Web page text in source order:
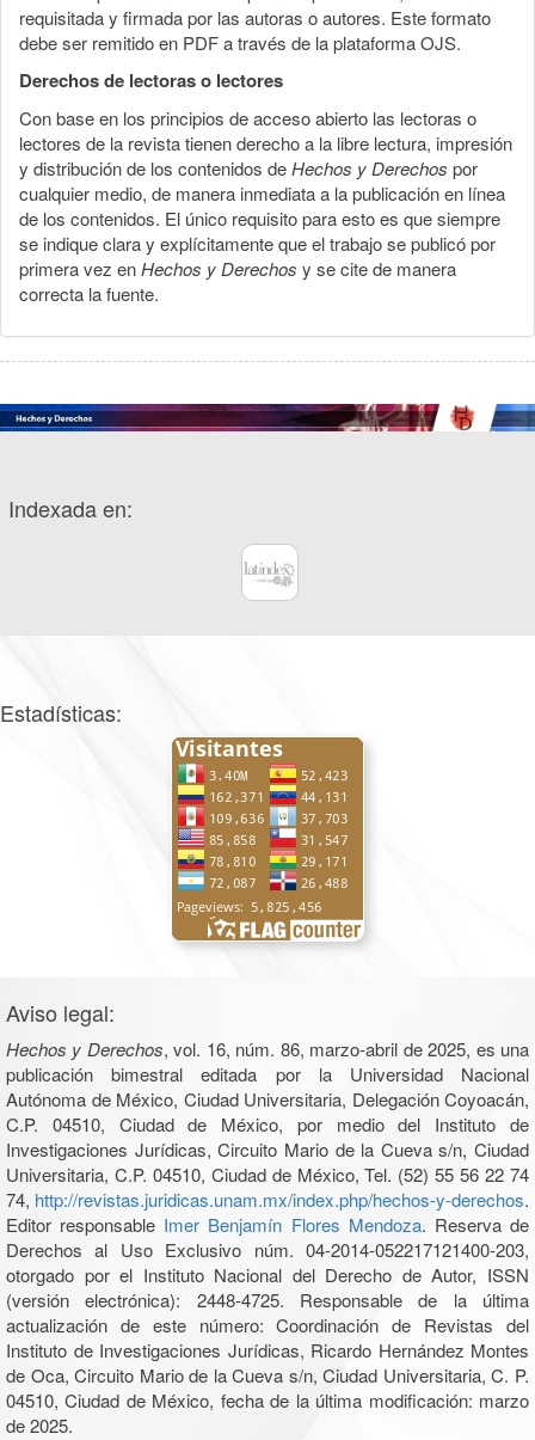
requisitada y firmada por las autoras o autores. Este formato
debe ser remitido en PDF a través de la plataforma OJS.
Derechos de lectoras o lectores
Con base en los principios de acceso abierto las lectoras o
lectores de la revista tienen derecho a la libre lectura, impresión
y distribución de los contenidos deHechos y Derechos por
cualquier medio, de manera inmediata a la publicación en línea
de los contenidos. El único requisito para esto es que siempre
se indique clara y explícitamente que el trabajo se publicó por
primera vez enHechos y Derechos y se cite de manera
correcta la fuente.
Indexada en:
Estadísticas:
Aviso legal:
Hechos y Derechos, vol. 16, núm. 86, marzo-abril de 2025, es una
publicación bimestral editada por la Universidad Nacional
Autónoma de México, Ciudad Universitaria, Delegación Coyoacán,
C.P. 04510, Ciudad de México, por medio del Instituto de
Investigaciones Jurídicas, Circuito Mario de la Cueva s/n, Ciudad
Universitaria, C.P. 04510, Ciudad de México, Tel. (52) 55 56 22 74
74, http://revistas.juridicas.unam.mx/index.php/hechos-y-derechos.
Editor responsable Imer Benjamín Flores Mendoza. Reserva de
Derechos al Uso Exclusivo núm. 04-2014-052217121400-203,
otorgado por el Instituto Nacional del Derecho de Autor, ISSN
(versión electrónica): 2448-4725. Responsable de la última
actualización de este número: Coordinación de Revistas del
Instituto de Investigaciones Jurídicas, Ricardo Hernández Montes
de Oca, Circuito Mario de la Cueva s/n, Ciudad Universitaria, C. P.
04510, Ciudad de México, fecha de la última modificación: marzo
de 2025.